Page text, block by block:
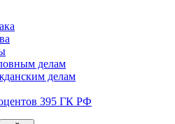
делам
делам
395 ГК РФ